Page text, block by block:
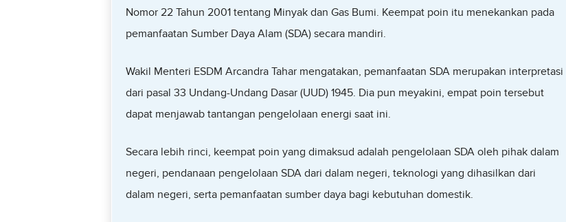
Nomor 22 Tahun 2001 tentang Minyak dan Gas Bumi. Keempat poin itu menekankan pada
pemanfaatan Sumber Daya Alam (SDA) secara mandiri.
Wakil Menteri ESDM Arcandra Tahar mengatakan, pemanfaatan SDA merupakan interpretasi
dari pasal 33 Undang-Undang Dasar (UUD) 1945. Dia pun meyakini, empat poin tersebut
dapat menjawab tantangan pengelolaan energi saat ini.
Secara lebih rinci, keempat poin yang dimaksud adalah pengelolaan SDA oleh pihak dalam
negeri, pendanaan pengelolaan SDA dari dalam negeri, teknologi yang dihasilkan dari
dalam negeri, serta pemanfaatan sumber daya bagi kebutuhan domestik.